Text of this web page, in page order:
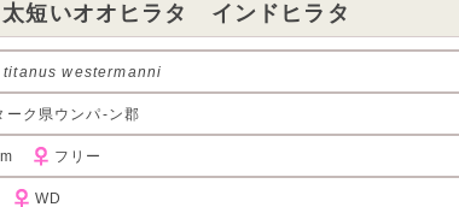
太短いオオヒラタ インドヒラタ
titanus westermanni
ク県ウンパ-ン郡
フリー
WD